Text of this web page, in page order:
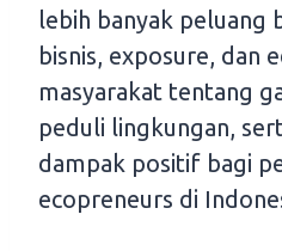
lebih banyak peluang
bisnis, exposure, dan
masyarakat tentang
peduli lingkungan,
dampak positif bagi
ecopreneurs di